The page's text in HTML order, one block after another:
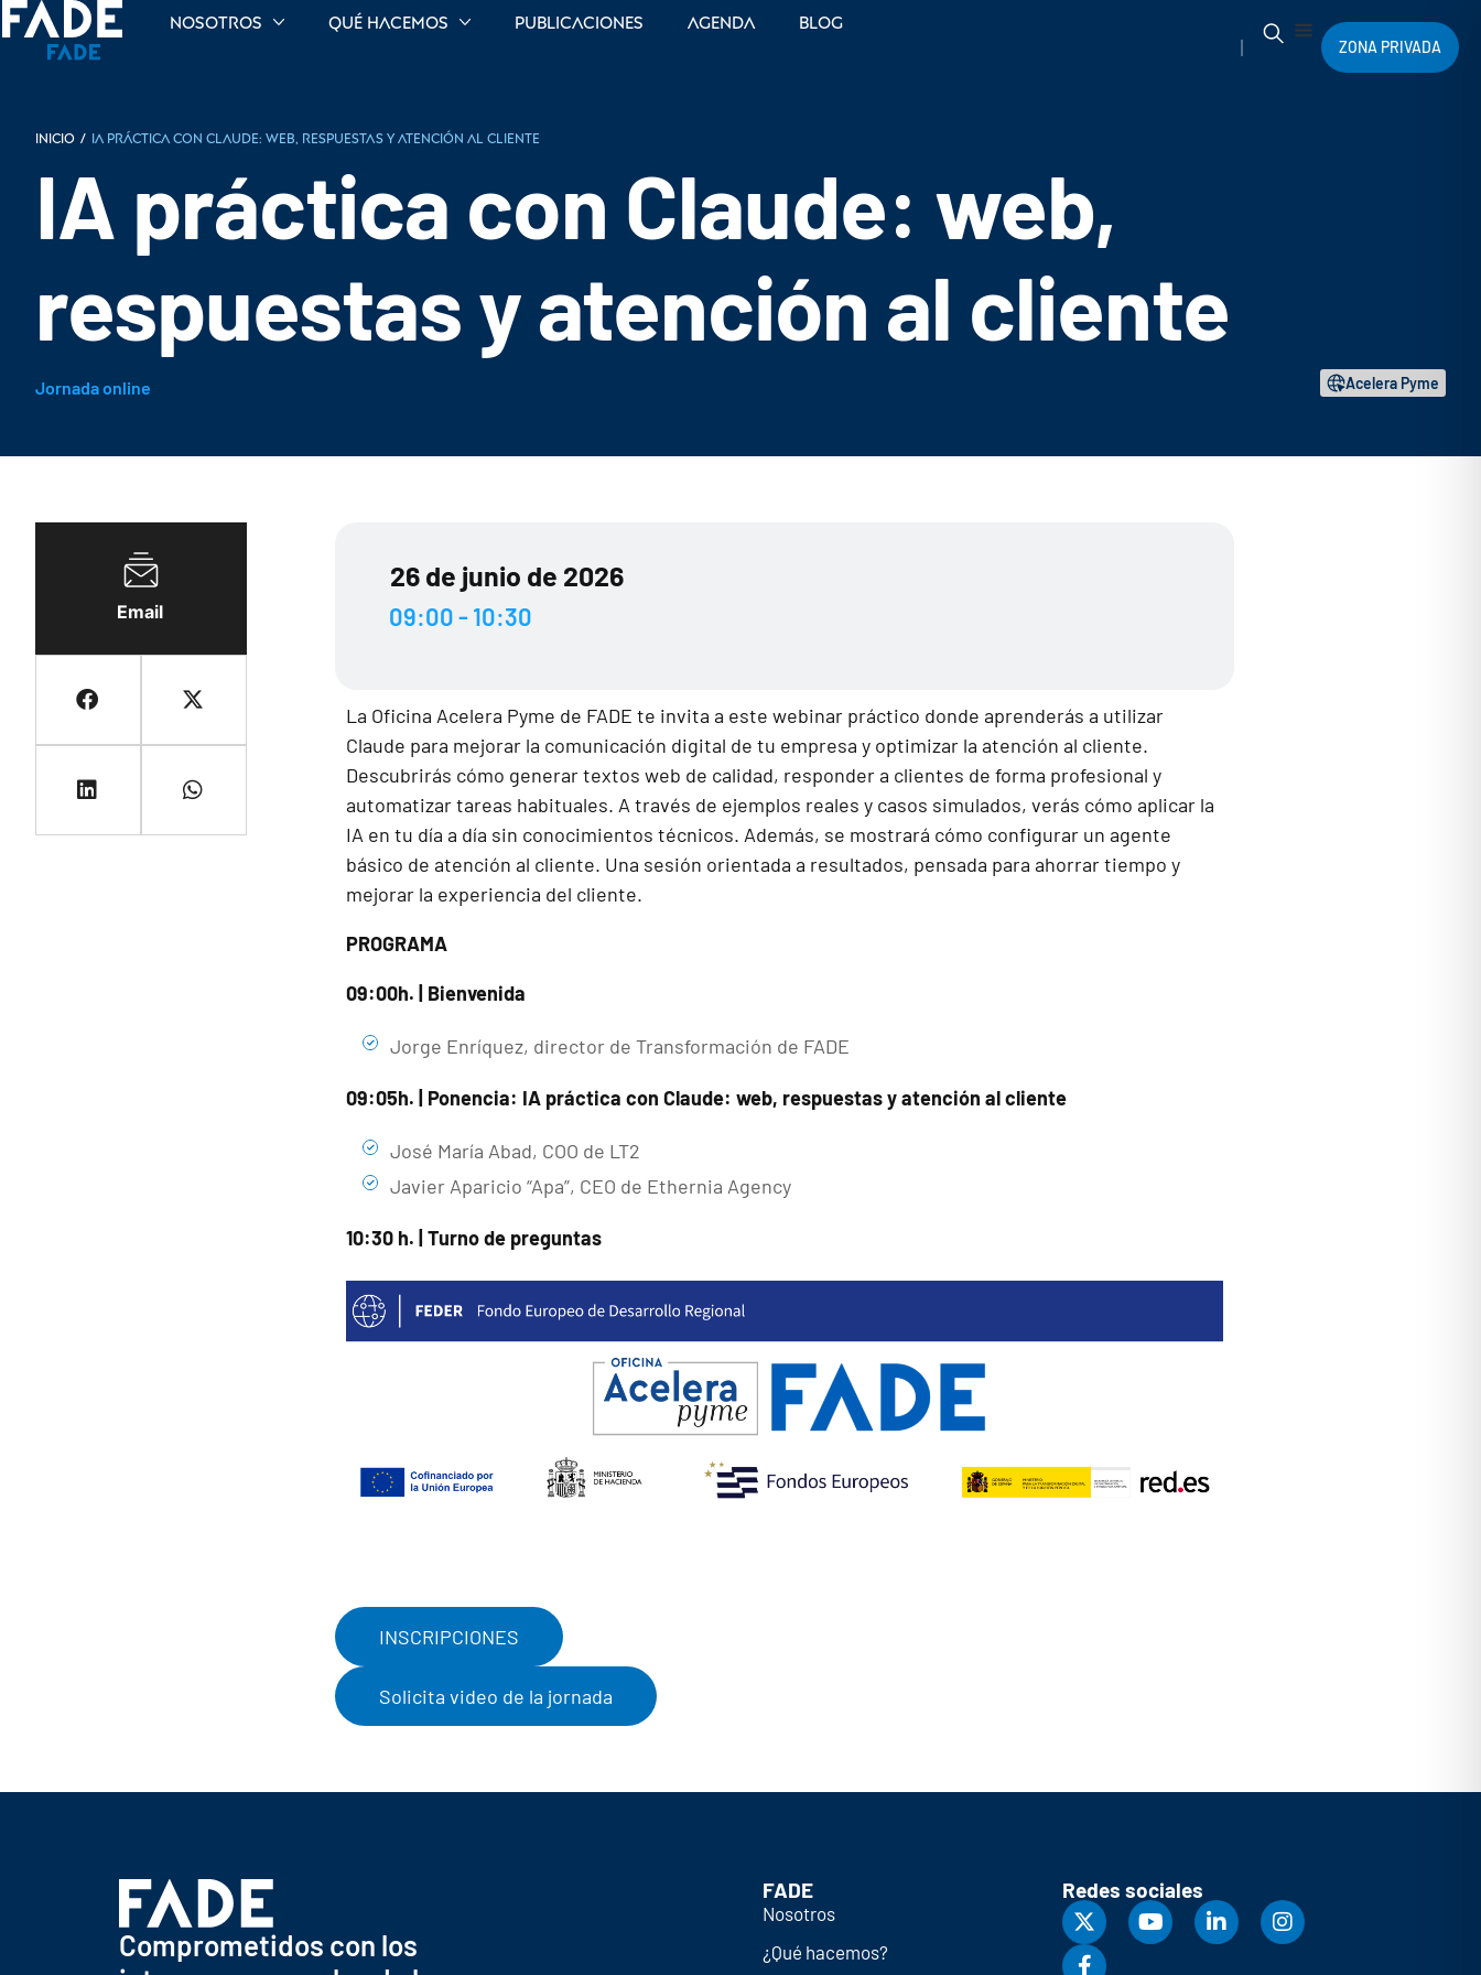
Nosotros Qué hacemos Publicaciones Agenda Blog
ZONA PRIVADA
INICIO / IA práctica con Claude: web, respuestas y atención al cliente
IA práctica con Claude: web,
respuestas y atención al cliente
Jornada online Acelera Pyme
Email
26 de junio de 2026
09:00 - 10:30
La Oficina Acelera Pyme de FADE te invita a este webinar práctico donde aprenderás a utilizar
Claude para mejorar la comunicación digital de tu empresa y optimizar la atención al cliente.
Descubrirás cómo generar textos web de calidad, responder a clientes de forma profesional y
automatizar tareas habituales. A través de ejemplos reales y casos simulados, verás cómo aplicar la
IA en tu día a día sin conocimientos técnicos. Además, se mostrará cómo configurar un agente
básico de atención al cliente. Una sesión orientada a resultados, pensada para ahorrar tiempo y
mejorar la experiencia del cliente.
PROGRAMA
09:00h. | Bienvenida
Jorge Enríquez, director de Transformación de FADE
09:05h. | Ponencia: IA práctica con Claude: web, respuestas y atención al cliente
José María Abad, COO de LT2
Javier Aparicio “Apa”, CEO de Ethernia Agency
10:30 h. | Turno de preguntas
INSCRIPCIONES
Solicita video de la jornada
Comprometidos con los
FADE
Nosotros
¿Qué hacemos?
Redes sociales